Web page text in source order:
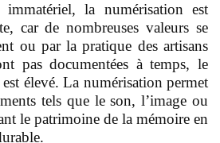
la numérisation est
car de nombreuses valeurs se
ou par la pratique des artisans
pas documentées à temps, le
élevé. La numérisation permet
tels que le son, l’image ou
le patrimoine de la mémoire en